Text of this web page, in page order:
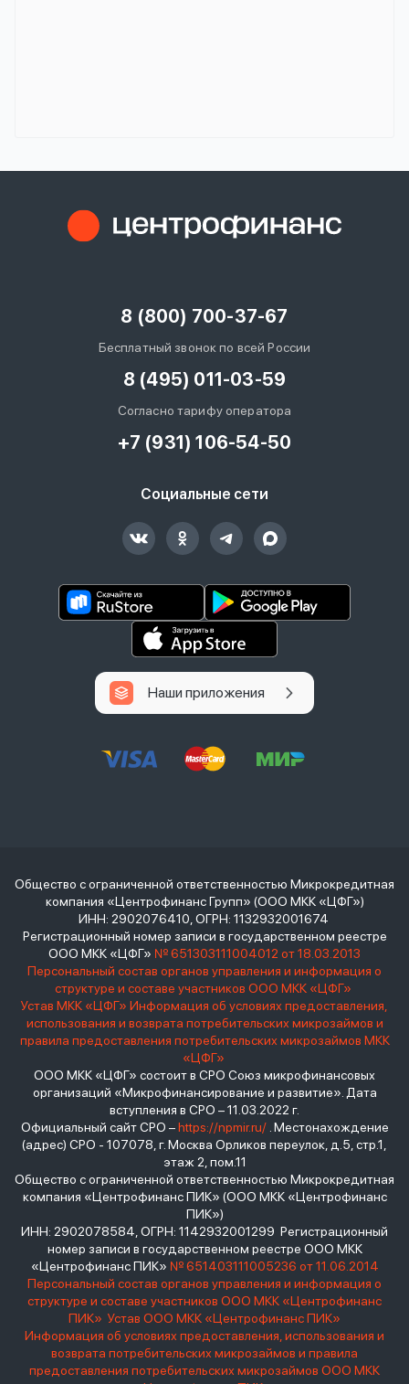
8 (800) 700-37-67
Бесплатный звонок по всей России
8 (495) 011-03-59
Согласно тарифу оператора
+7 (931) 106-54-50
Социальные сети
Наши приложения
Общество с ограниченной ответственностью Микрокредитная
компания «Центрофинанс Групп» (ООО МКК «ЦФГ»)
ИНН: 2902076410, ОГРН: 1132932001674
Регистрационный номер записи в государственном реестре
ООО МКК «ЦФГ» № 651303111004012 от 18.03.2013
Персональный состав органов управления и информация о
структуре и составе участников ООО МКК «ЦФГ»
Устав МКК «ЦФГ» Информация об условиях предоставления,
использования и возврата потребительских микрозаймов и
правила предоставления потребительских микрозаймов МКК
«ЦФГ»
ООО МКК «ЦФГ» состоит в СРО Союз микрофинансовых
организаций «Микрофинансирование и развитие». Дата
вступления в СРО – 11.03.2022 г.
Официальный сайт СРО –https://npmir.ru/. Местонахождение
(адрес) СРО - 107078, г. Москва Орликов переулок, д.5, стр.1,
этаж 2, пом.11
Общество с ограниченной ответственностью Микрокредитная
компания «Центрофинанс ПИК» (ООО МКК «Центрофинанс
ПИК»)
ИНН: 2902078584, ОГРН: 1142932001299 Регистрационный
номер записи в государственном реестре ООО МКК
«Центрофинанс ПИК» № 651403111005236 от 11.06.2014
Персональный состав органов управления и информация о
структуре и составе участников ООО МКК «Центрофинанс
ПИК» Устав ООО МКК «Центрофинанс ПИК»
Информация об условиях предоставления, использования и
возврата потребительских микрозаймов и правила
предоставления потребительских микрозаймов ООО МКК